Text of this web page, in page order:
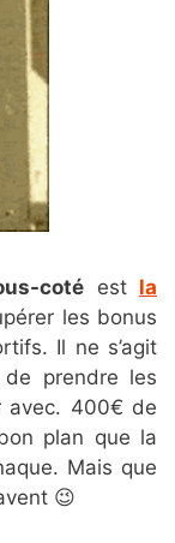
coté est la
les bonus
Il ne s’agit
prendre les
avec. 400€ de
plan que la
Mais que
😉